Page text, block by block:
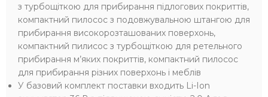
з турбощіткою для прибирання підлогових покриттів,
компактний пилосос з подовжувальною штангою для
прибирання високорозташованих поверхонь,
компактний пилисос з турбощіткою для ретельного
прибирання м’яких покриттів, компактний пилосос
для прибирання різних поверхонь і меблів
У базовий комплект поставки входить Li-Ion